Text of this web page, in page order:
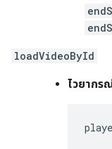
loadVideoById
ไวยากร